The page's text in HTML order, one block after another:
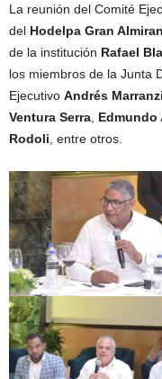
La reunión del Comité
del Hodelpa Gran
de la institución Rafael
los miembros de la Junta
Ejecutivo Andrés
Ventura Serra Edmundo
Rodoli ​​​​, entre otros.